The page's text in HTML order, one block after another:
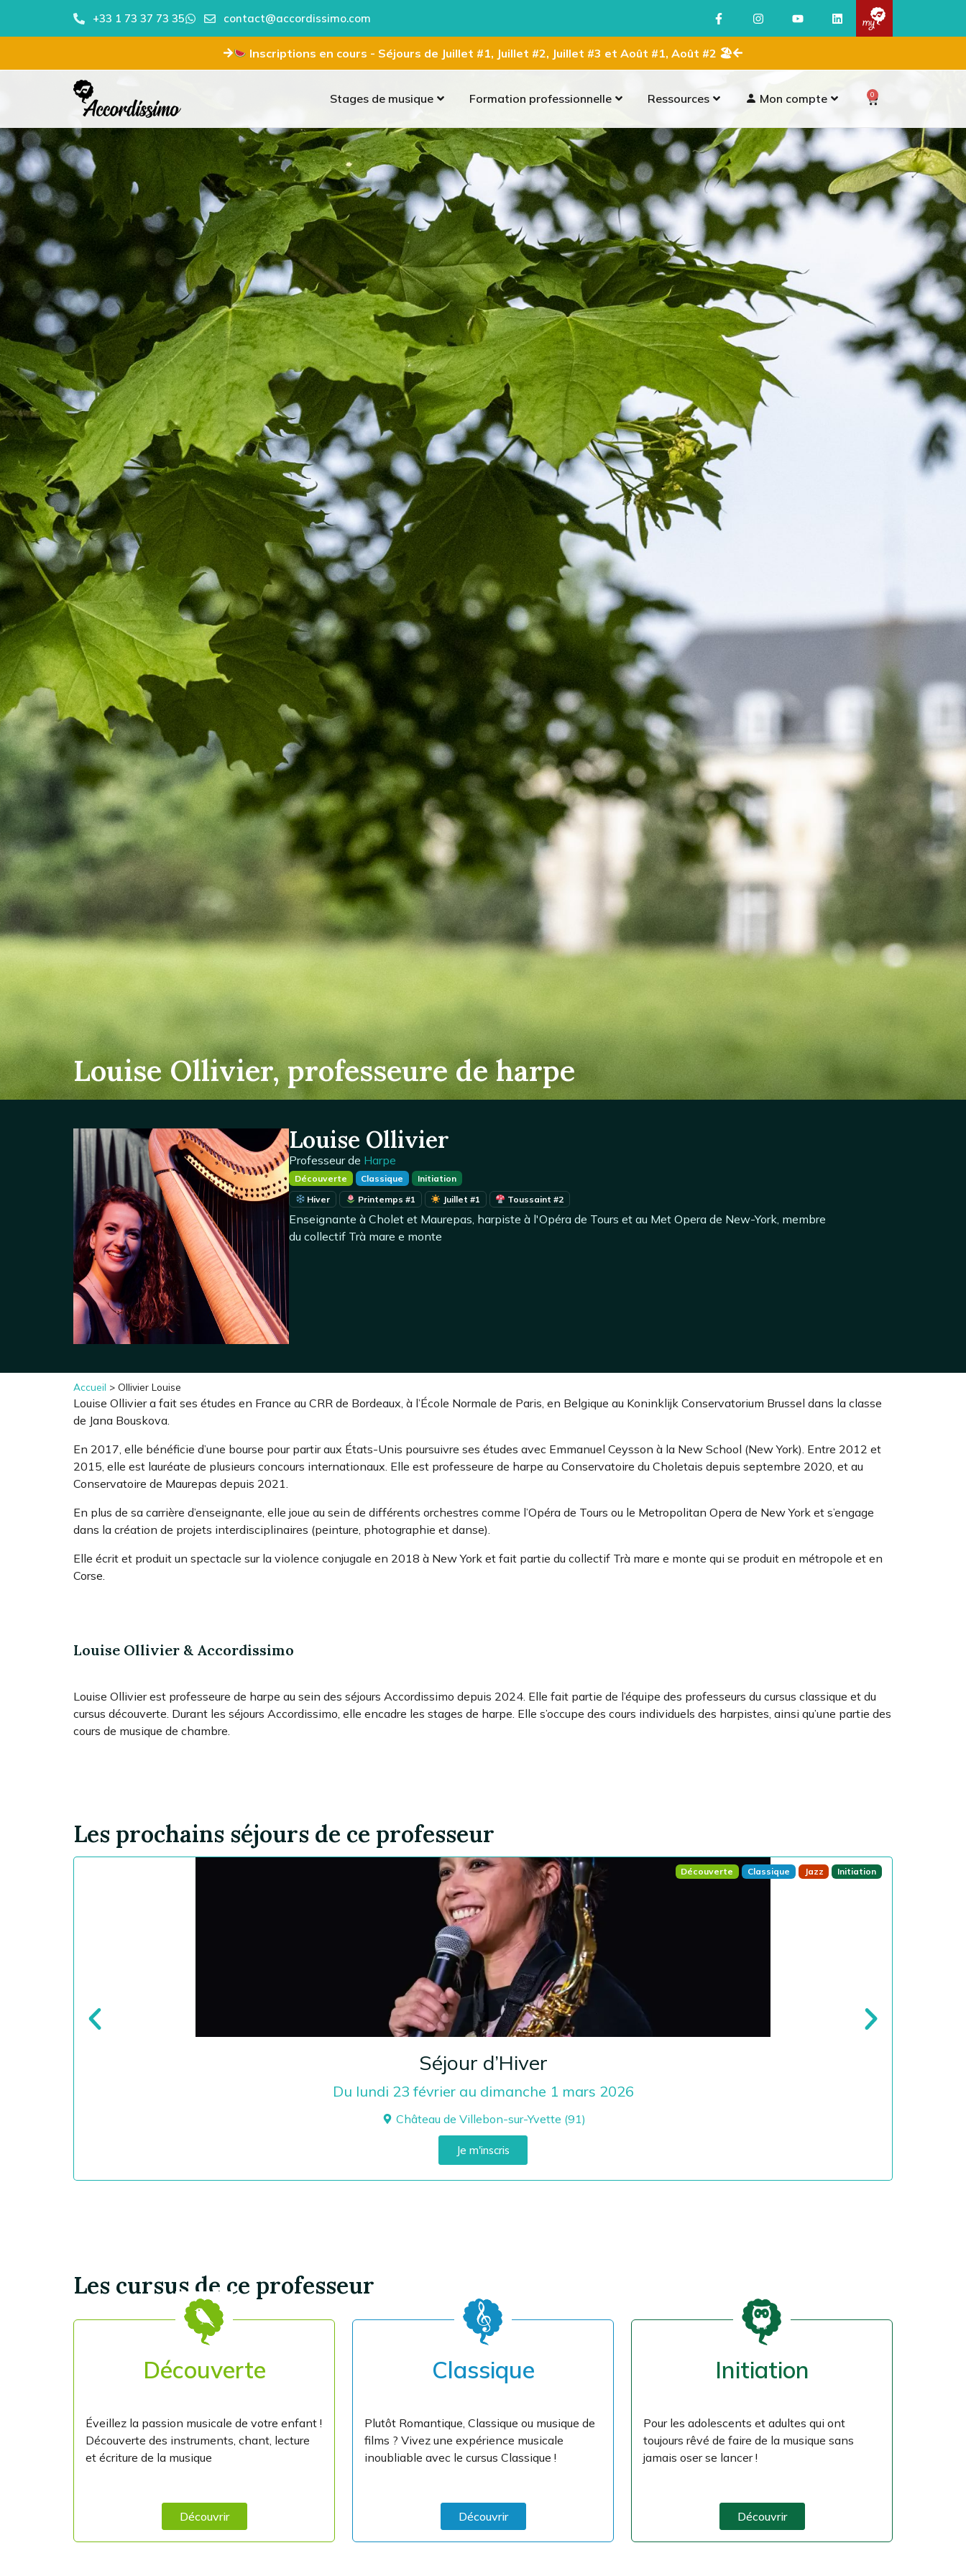
+33 1 73 37 73 35 contact@accordissimo.com
Inscriptions en cours - Séjours de Juillet #1, Juillet #2, Juillet #3 et Août #1, Août #2 🏖
Stages de musique Formation professionnelle Ressources Mon compte 0
Louise Ollivier, professeure de harpe
Louise Ollivier
Professeur de Harpe
Découverte Classique
Initiation
Hiver
Printemps #1 Juillet #1 Toussaint #2
Enseignante à Cholet et Maurepas, harpiste à l'Opéra de Tours et au Met Opera de New-York, membre
du collectif Trà mare e monte
Accueil > Ollivier Louise
Louise Ollivier a fait ses études en France au CRR de Bordeaux, à l’École Normale de Paris, en Belgique au Koninklijk Conservatorium Brussel dans la classe
de Jana Bouskova.
En 2017, elle bénéficie d’une bourse pour partir aux États-Unis poursuivre ses études avec Emmanuel Ceysson à la New School (New York). Entre 2012 et
2015, elle est lauréate de plusieurs concours internationaux. Elle est professeure de harpe au Conservatoire du Choletais depuis septembre 2020, et au
Conservatoire de Maurepas depuis 2021.
En plus de sa carrière d’enseignante, elle joue au sein de différents orchestres comme l’Opéra de Tours ou le Metropolitan Opera de New York et s’engage
dans la création de projets interdisciplinaires (peinture, photographie et danse).
Elle écrit et produit un spectacle sur la violence conjugale en 2018 à New York et fait partie du collectif Trà mare e monte qui se produit en métropole et en
Corse.
Louise Ollivier & Accordissimo
Louise Ollivier est professeure de harpe au sein des séjours Accordissimo depuis 2024. Elle fait partie de l’équipe des professeurs du cursus classique et du
cursus découverte. Durant les séjours Accordissimo, elle encadre les stages de harpe. Elle s’occupe des cours individuels des harpistes, ainsi qu’une partie des
cours de musique de chambre.
Les prochains séjours de ce professeur
Découverte Classique Jazz Initiation
Séjour d’Hiver
Du lundi 23 février au dimanche 1 mars 2026
Château de Villebon-sur-Yvette (91)
Je m'inscris
Les cursus de ce professeur
Découverte
Éveillez la passion musicale de votre enfant !
Découverte des instruments, chant, lecture
et écriture de la musique
Découvrir
Classique
Plutôt Romantique, Classique ou musique de
films ? Vivez une expérience musicale
inoubliable avec le cursus Classique !
Découvrir
Initiation
Pour les adolescents et adultes qui ont
toujours rêvé de faire de la musique sans
jamais oser se lancer !
Découvrir